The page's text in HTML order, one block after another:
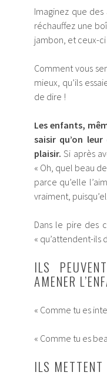
Imaginez que
réchauffez une
jambon, et ceux-ci
Comment vous
mieux, qu’ils
de dire !
Les enfants,
saisir qu’on
plaisir.Si après
« Oh, quel beau
parce qu’elle
vraiment,
Dans le pire des
« qu’attendent-ils
ILS
AMENER
« Comme tu es
« Comme tu es
ILS METTENT